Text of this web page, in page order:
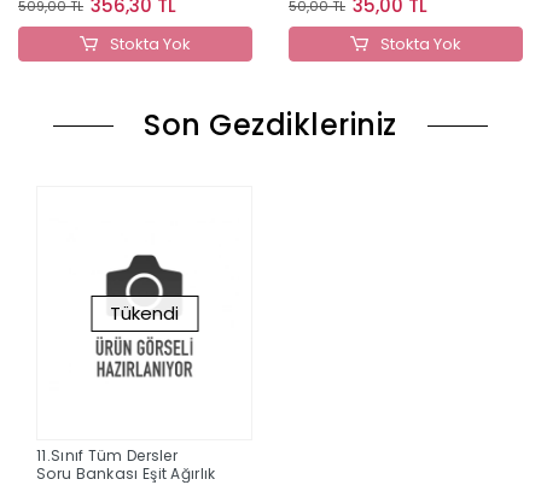
509,00 TL 356,30 TL
Stokta Yok
50,00 TL 35,00 TL
Stokta Yok
Son Gezdikleriniz
Tükendi
11.Sınıf Tüm Dersler
Soru Bankası Eşit Ağırlık